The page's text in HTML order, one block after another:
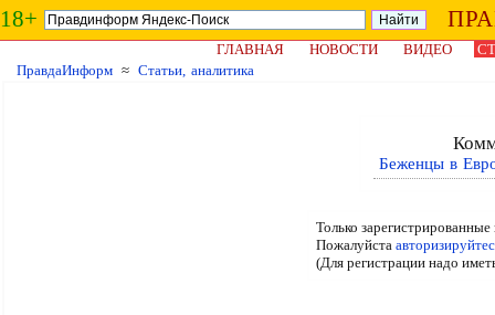
18+
ГЛАВНАЯ НОВОСТИ ВИДЕО
ПравдаИнформ ≈ Статьи, аналитика
Беженцы в
Только
Пожалуйста
(Для регистрации надо